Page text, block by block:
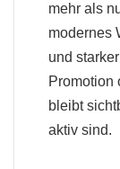
mehr als
modernes
und
Promotion
bleibt
aktiv sind.